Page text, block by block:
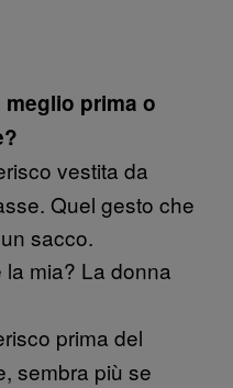
prima o
vestita da
Quel gesto che
sacco.
la mia? La donna
prima del
sembra più se